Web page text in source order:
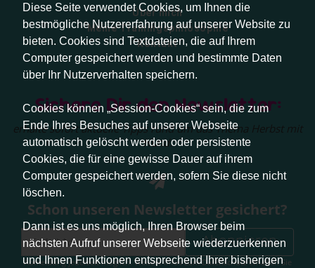
Diese Seite verwendet Cookies, um Ihnen die
bestmögliche Nutzererfahrung auf unserer Website zu
bieten. Cookies sind Textdateien, die auf Ihrem
Computer gespeichert werden und bestimmte Daten
über Ihr Nutzerverhalten speichern.
Cookies können „Session-Cookies“ sein, die zum
Ende Ihres Besuches auf unserer Webseite
automatisch gelöscht werden oder persistente
Cookies, die für eine gewisse Dauer auf ihrem
Computer gespeichert werden, sofern Sie diese nicht
löschen.
Dann ist es uns möglich, Ihren Browser beim
nächsten Aufruf unserer Webseite wiederzuerkennen
und Ihnen Funktionen entsprechend Ihrer bisherigen
Über mich
Meine Trainingsphilosophie
Kontakt
Sichere Dir den Newsletter:
erhalte sofort aktuelle Tipps rund um das Thema Herbst mit
Hund.
Schon unseren Newsletter gesichert?
Abonnieren
Abmeldung jederzeit möglich. Weitere Infos zum Datenschutz erhalten Sie